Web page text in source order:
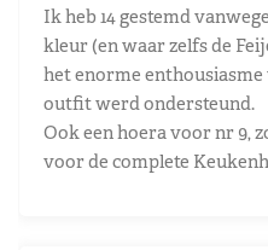
Ik heb 14 gestemd
kleur (en waar zelfs de
het enorme
outfit werd ondersteund.
Ook een hoera voor nr 9,
voor de complete